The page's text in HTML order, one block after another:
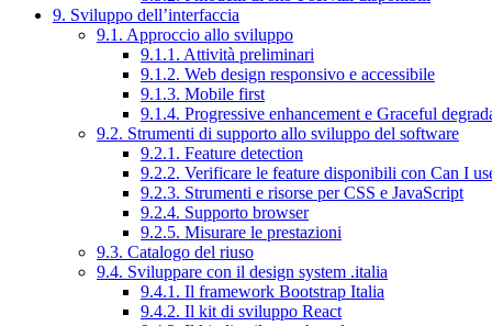
9. Sviluppo dell’interfaccia
9.1. Approccio allo sviluppo
9.1.1. Attività preliminari
9.1.2. Web design responsivo e accessibile
9.1.3. Mobile first
9.1.4. Progressive enhancement e Graceful
9.2. Strumenti di supporto allo sviluppo del software
9.2.1. Feature detection
9.2.2. Verificare le feature disponibili con Can I
9.2.3. Strumenti e risorse per CSS e JavaScript
9.2.4. Supporto browser
9.2.5. Misurare le prestazioni
9.3. Catalogo del riuso
9.4. Sviluppare con il design system .italia
9.4.1. Il framework Bootstrap Italia
9.4.2. Il kit di sviluppo React